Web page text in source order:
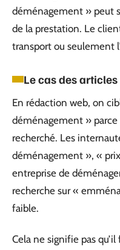
déménagement » peut
de la prestation. Le
transport ou seulement
Le cas des
En rédaction web, on
déménagement » parce
recherché. Les
déménagement », «
entreprise de
recherche sur «
faible.
Cela ne signifie pas